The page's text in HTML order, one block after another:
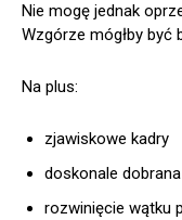
Nie mogę jednak
Wzgórze mógłby być
Na plus:
zjawiskowe kadry
doskonale
rozwinięcie wątku